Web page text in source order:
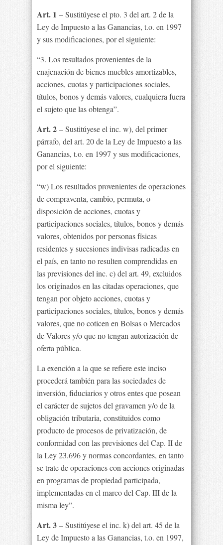
Art. 1 – Sustitúyese el pto. 3 del art. 2 de la
Ley de Impuesto a las Ganancias, t.o. en 1997
y sus modificaciones, por el siguiente:
“3. Los resultados provenientes de la
enajenación de bienes muebles amortizables,
acciones, cuotas y participaciones sociales,
títulos, bonos y demás valores, cualquiera fuera
el sujeto que las obtenga”.
Art. 2 – Sustitúyese el inc. w), del primer
párrafo, del art. 20 de la Ley de Impuesto a las
Ganancias, t.o. en 1997 y sus modificaciones,
por el siguiente:
“w) Los resultados provenientes de operaciones
de compraventa, cambio, permuta, o
disposición de acciones, cuotas y
participaciones sociales, títulos, bonos y demás
valores, obtenidos por personas físicas
residentes y sucesiones indivisas radicadas en
el país, en tanto no resulten comprendidas en
las previsiones del inc. c) del art. 49, excluidos
los originados en las citadas operaciones, que
tengan por objeto acciones, cuotas y
participaciones sociales, títulos, bonos y demás
valores, que no coticen en Bolsas o Mercados
de Valores y/o que no tengan autorización de
oferta pública.
La exención a la que se refiere este inciso
procederá también para las sociedades de
inversión, fiduciarios y otros entes que posean
el carácter de sujetos del gravamen y/o de la
obligación tributaria, constituidos como
producto de procesos de privatización, de
conformidad con las previsiones del Cap. II de
la Ley 23.696 y normas concordantes, en tanto
se trate de operaciones con acciones originadas
en programas de propiedad participada,
implementadas en el marco del Cap. III de la
misma ley”.
Art. 3 – Sustitúyese el inc. k) del art. 45 de la
Ley de Impuesto a las Ganancias, t.o. en 1997,